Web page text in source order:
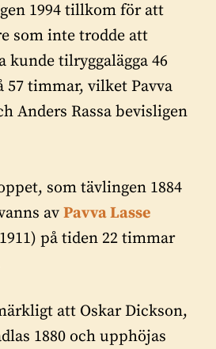
1994 tillkom för att
som inte trodde att
kunde tilryggalägga 46
57 timmar, vilket Pavva
Anders Rassa bevisligen
som tävlingen 1884
av Pavva Lasse
på tiden 22 timmar
att Oskar Dickson,
1880 och upphöjas